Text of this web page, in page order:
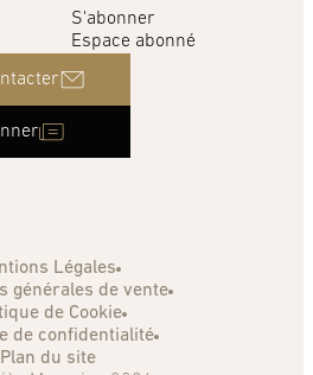
S'abonner
Espace abonné
Légales
générales de vente
de Cookie
de confidentialité
Plan du site